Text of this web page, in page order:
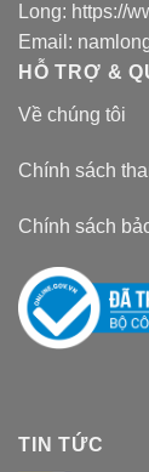
Long: https://
Email:
HỖ TRỢ &
Về chúng tôi
Chính sách
Chính sách
TIN TỨC